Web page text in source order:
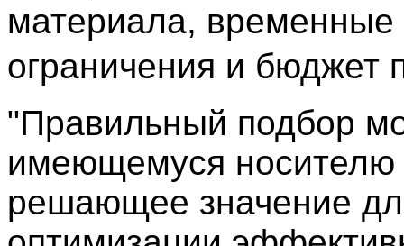
материала, временные
ограничения и бюджет
"Правильный подбор
имеющемуся носителю
решающее значение